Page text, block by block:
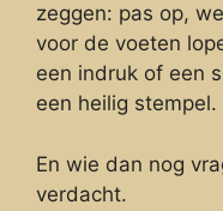
zeggen: pas op,
voor de voeten
een indruk of een
een heilig stempel.
En wie dan nog
verdacht.